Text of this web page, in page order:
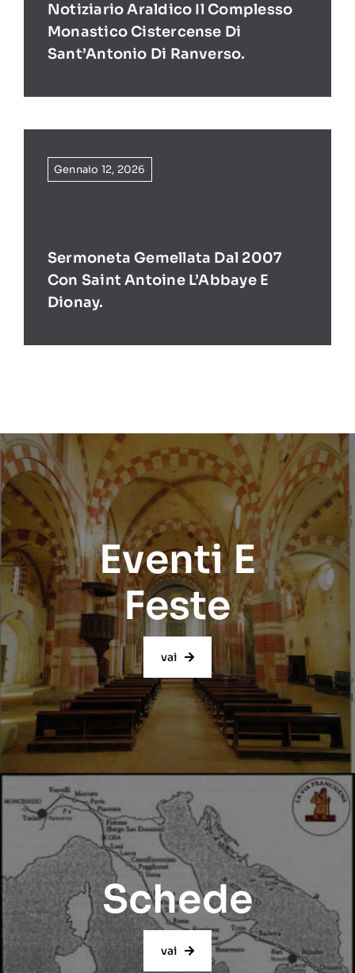
Notiziario Araldico Il Complesso
Monastico Cistercense Di
Sant’Antonio Di Ranverso.
Gennaio 12, 2026
Sermoneta Gemellata Dal 2007
Con Saint Antoine L’Abbaye E
Dionay.
Eventi E
Feste
vai
Schede
vai